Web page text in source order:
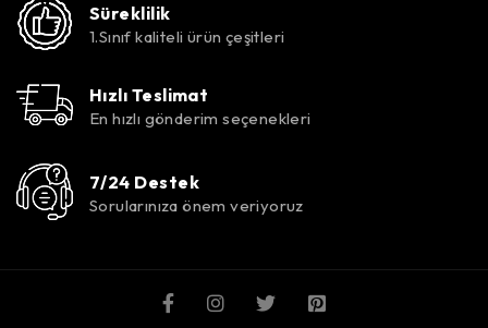
Süreklilik
1.Sınıf kaliteli ürün çeşitleri
Hızlı Teslimat
En hızlı gönderim seçenekleri
7/24 Destek
Sorularınıza önem veriyoruz